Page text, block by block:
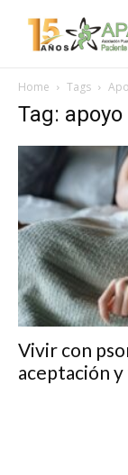
Home Tags
Tag:
Vivir con
aceptación